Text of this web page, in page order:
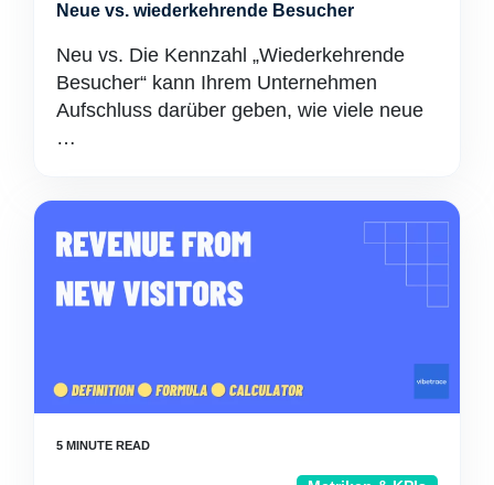
Neue vs. wiederkehrende Besucher
Neu vs. Die Kennzahl „Wiederkehrende
Besucher“ kann Ihrem Unternehmen
Aufschluss darüber geben, wie viele neue
…